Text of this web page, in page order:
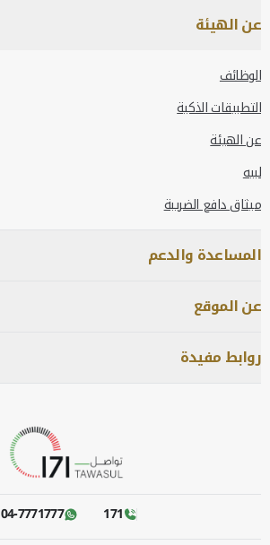
عن الهيئة
الوظائف
التطبيقات الذكية
عن الهيئة
لبيه
ميثاق دافع الضريبة
المساعدة والدعم
عن الموقع
روابط مفيدة
171
04-7771777